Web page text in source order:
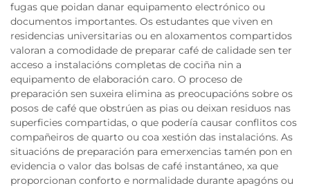
fugas que poidan danar equipamento electrónico ou
documentos importantes. Os estudantes que viven en
residencias universitarias ou en aloxamentos compartidos
valoran a comodidade de preparar café de calidade sen ter
acceso a instalacións completas de cociña nin a
equipamento de elaboración caro. O proceso de
preparación sen suxeira elimina as preocupacións sobre os
posos de café que obstrúen as pias ou deixan residuos nas
superficies compartidas, o que podería causar conflitos cos
compañeiros de quarto ou coa xestión das instalacións. As
situacións de preparación para emerxencias tamén pon en
evidencia o valor das bolsas de café instantáneo, xa que
proporcionan conforto e normalidade durante apagóns ou